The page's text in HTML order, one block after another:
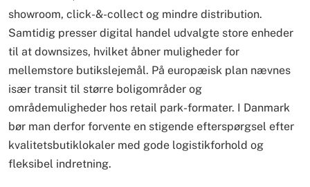
showroom, click-&-collect og mindre distribution.
Samtidig presser digital handel udvalgte store enheder
til at downsizes, hvilket åbner muligheder for
mellemstore butikslejemål. På europæisk plan nævnes
især transit til større boligområder og
områdemuligheder hos retail park-formater. I Danmark
bør man derfor forvente en stigende efterspørgsel efter
kvalitets­butiklokaler med gode logistikforhold og
fleksibel indretning.